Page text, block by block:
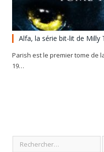
Alfa, la série bit-lit de Milly
Parish est le premier tome de
19…